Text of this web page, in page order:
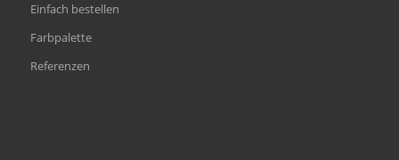
Einfach bestellen
Farbpalette
Referenzen